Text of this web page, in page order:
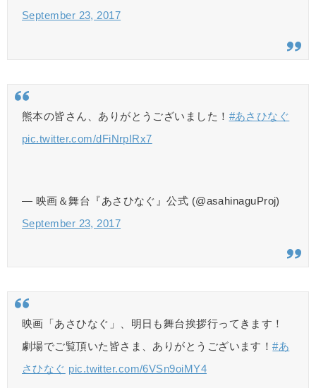
September 23, 2017
熊本の皆さん、ありがとうございました！ #あさひなぐ
pic.twitter.com/dFiNrpIRx7
— 映画＆舞台『あさひなぐ』公式 (@asahinaguProj)
September 23, 2017
映画「あさひなぐ」、明日も舞台挨拶行ってきます！
劇場でご覧頂いた皆さま、ありがとうございます！#あ
さひなぐ pic.twitter.com/6VSn9oiMY4